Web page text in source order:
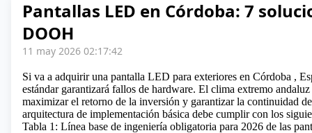
Pantallas LED en Córdoba: 7
DOOH
11 may 2026 02:17:42
Si va a adquirir una pantalla LED para exteriores en Córdoba ,
estándar garantizará fallos de hardware. El clima extremo
maximizar el retorno de la inversión y garantizar la continuidad
arquitectura de implementación básica debe cumplir con los
Tabla 1: Línea base de ingeniería obligatoria para 2026 de las